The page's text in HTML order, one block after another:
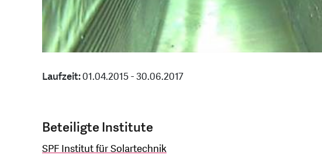
Laufzeit:01.04.2015 - 30.06.2017
Beteiligte Institute
SPF Institut für Solartechnik